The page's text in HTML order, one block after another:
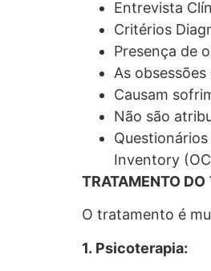
Entrevista
Critérios
Presença de
As
Causam
Não são
Inventory
TRATAMENTO DO
O tratamento é
1. Psicoterapia: